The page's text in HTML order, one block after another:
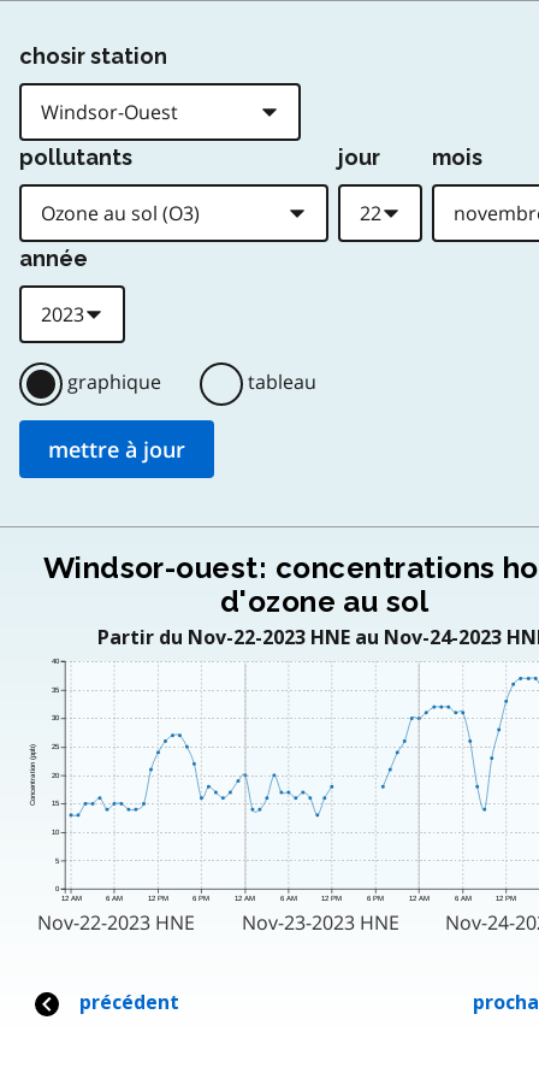
chosir station
pollutants jour mois
année
graphique tableau
Windsor-ouest: concentrations
d'ozone au sol
Partir du Nov-22-2023 HNE au Nov-24-2023
12 AM 6 AM 12 PM 6 PM 12 AM 6 AM 12 PM 6 PM 12 AM 6 AM 12 PM
Concentration (ppb)
0
5
10
15
20
25
30
35
40
Nov-22-2023 HNE Nov-23-2023 HNE Nov-24-
précédent